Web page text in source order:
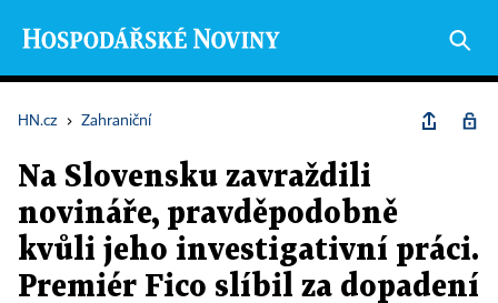
HN.cz › Zahraniční
Na Slovensku zavraždili
novináře, pravděpodobně
kvůli jeho investigativní práci.
Premiér Fico slíbil za dopadení